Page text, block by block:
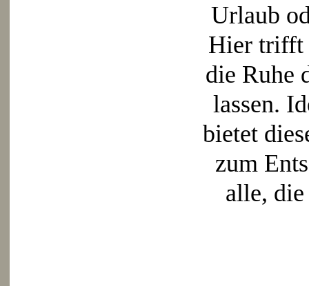
Urlaub
Hier trifft
die Ruhe
lassen.
bietet
zum
alle,